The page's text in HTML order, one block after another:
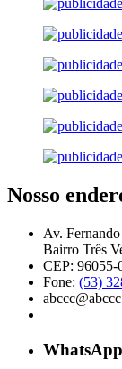
Nosso
Av.
Bairro Três
CEP: 96055-
Fone: (53)
WhatsApp